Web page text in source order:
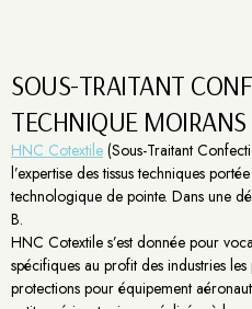
SOUS-TRAITANT
TECHNIQUE MOIRANS
HNC Cotextile (Sous-Traitant
l’expertise des tissus techniques
technologique de pointe. Dans une
B.
HNC Cotextile s’est donnée pour
spécifiques au profit des industries
protections pour équipement